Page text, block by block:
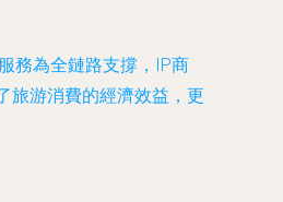
務為全鏈路支撐，IP商
旅游消費的經濟效益，更